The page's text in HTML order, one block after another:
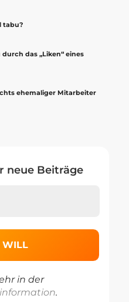
tabu?
das „Liken“ eines
ehemaliger Mitarbeiter
neue Beiträge
in der
.